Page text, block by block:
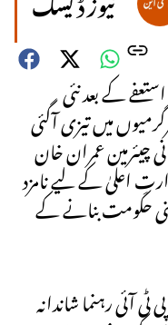
کے بعد نئی
میں تیزی آگئی
عمران خان
اعلیٰ کے لیے نامزد
حکومت بنانے کے
آئی رہنما شاندانہ